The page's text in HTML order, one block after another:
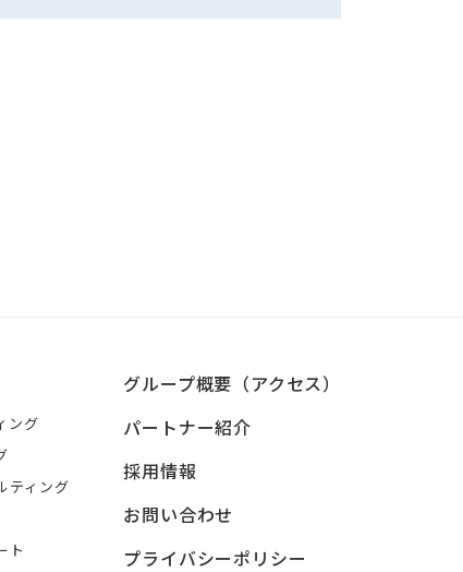
ング
ティング
ト
グループ概要（アクセス）
パートナー紹介
採用情報
お問い合わせ
プライバシーポリシー